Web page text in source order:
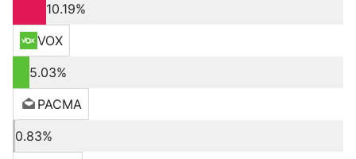
10.19%
VOX
5.03%
PACMA
0.83%